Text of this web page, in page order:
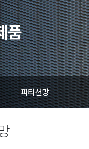
품
파티션망